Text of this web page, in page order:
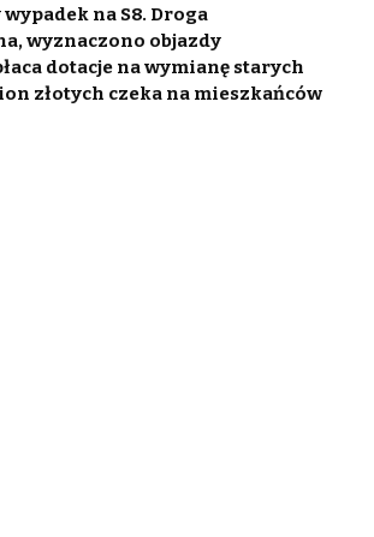
na S8. Droga
wyznaczono objazdy
dotacje na wymianę starych
złotych czeka na mieszkańców